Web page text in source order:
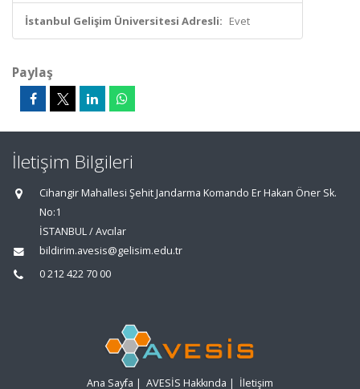
İstanbul Gelişim Üniversitesi Adresli: Evet
Paylaş
İletişim Bilgileri
Cihangir Mahallesi Şehit Jandarma Komando Er Hakan Öner Sk.
No:1
İSTANBUL / Avcılar
bildirim.avesis@gelisim.edu.tr
0 212 422 70 00
Ana Sayfa | AVESİS Hakkında | İletişim